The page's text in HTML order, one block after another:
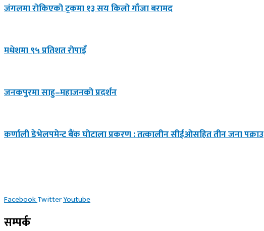
जंगलमा रोकिएको ट्रकमा १३ सय किलो गाँजा बरामद
मधेशमा ९५ प्रतिशत रोपाइँ
जनकपुरमा साहु–महाजनको प्रदर्शन
कर्णाली डेभेलपमेन्ट बैंक घोटाला प्रकरण : तत्कालीन सीईओसहित तीन जना पक्राउ
FacebookTwitterYoutube
सम्पर्क